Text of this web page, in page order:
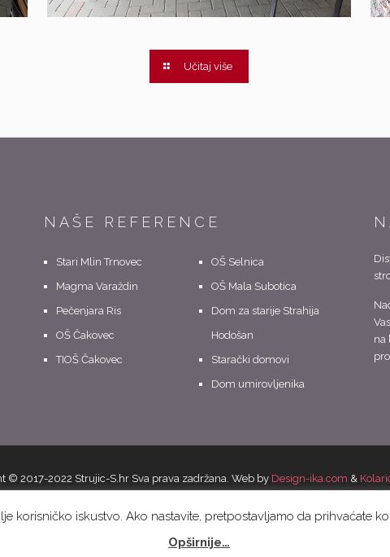
Učitaj više
NAŠE REFERENCE
Stari Mlin Trnovec
Magma Varaždin
Pečenjara Ris
OŠ Čakovec
TIOŠ Čakovec
OŠ Selnica
OŠ Mala Subotica
Dom za starije Strahija
Hodošan
Starački domovi
Dom umirovljenika
na
© 2017-2022 Strujic-S.hr Sva prava zadržana. Web by Design-ika.com &
korisničko iskustvo. Ako nastavite, pretpostavljamo da prihvaćate
Opširnije…